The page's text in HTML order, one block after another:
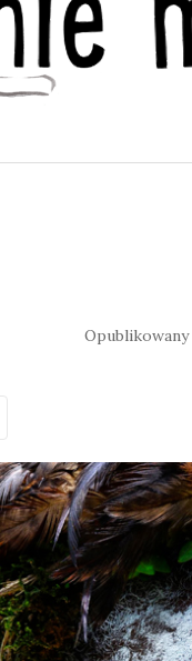
Opublikowany